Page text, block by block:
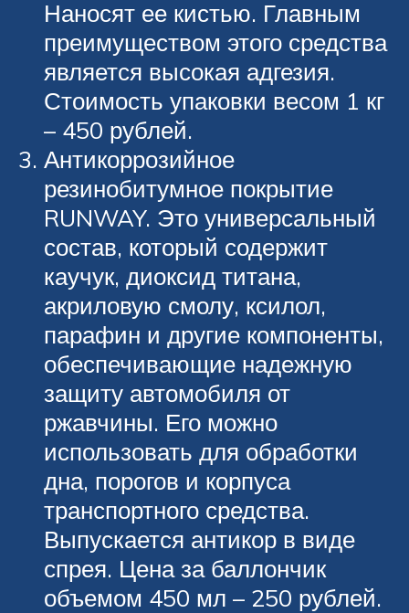
Наносят ее кистью. Главным
преимуществом этого средства
является высокая адгезия.
Стоимость упаковки весом 1 кг
– 450 рублей.
Антикоррозийное
резинобитумное покрытие
RUNWAY. Это универсальный
состав, который содержит
каучук, диоксид титана,
акриловую смолу, ксилол,
парафин и другие компоненты,
обеспечивающие надежную
защиту автомобиля от
ржавчины. Его можно
использовать для обработки
дна, порогов и корпуса
транспортного средства.
Выпускается антикор в виде
спрея. Цена за баллончик
объемом 450 мл – 250 рублей.